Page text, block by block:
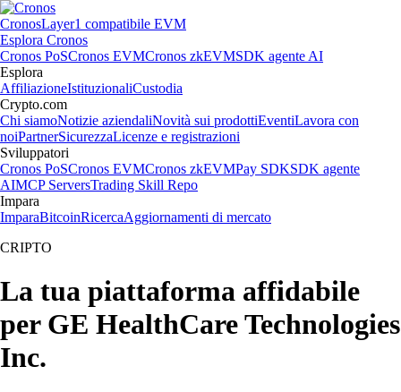
CronosLayer1 compatibile EVM
Esplora Cronos
Cronos PoSCronos EVMCronos zkEVMSDK agente AI
Esplora
AffiliazioneIstituzionaliCustodia
Crypto.com
Chi siamoNotizie aziendaliNovità sui prodottiEventiLavora con
noiPartnerSicurezzaLicenze e registrazioni
Sviluppatori
Cronos PoSCronos EVMCronos zkEVMPay SDKSDK agente
AIMCP ServersTrading Skill Repo
Impara
ImparaBitcoinRicercaAggiornamenti di mercato
CRIPTO
La tua piattaforma affidabile
per GE HealthCare Technologies
Inc.